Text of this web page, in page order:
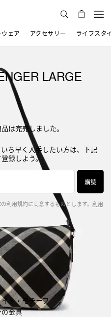
ェア アクセサリー ライフスタ
LARGE
は完売しました。
ち早く入手したい方は、下記
録しよう。
購読
利用規約に同意するものとします。 利用
ト・モチーフ
金具